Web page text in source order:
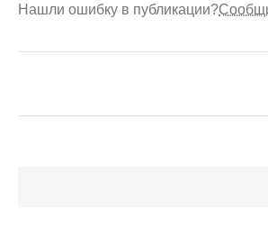
Нашли ошибку в публикации?